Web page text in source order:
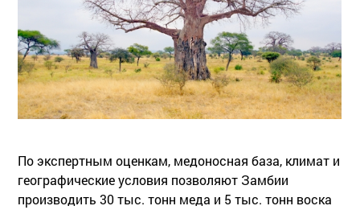
По экспертным оценкам, медоносная база, климат и
географические условия позволяют Замбии
производить 30 тыс. тонн меда и 5 тыс. тонн воска